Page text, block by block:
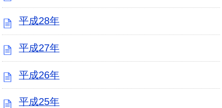
平成28年
平成27年
平成26年
平成25年